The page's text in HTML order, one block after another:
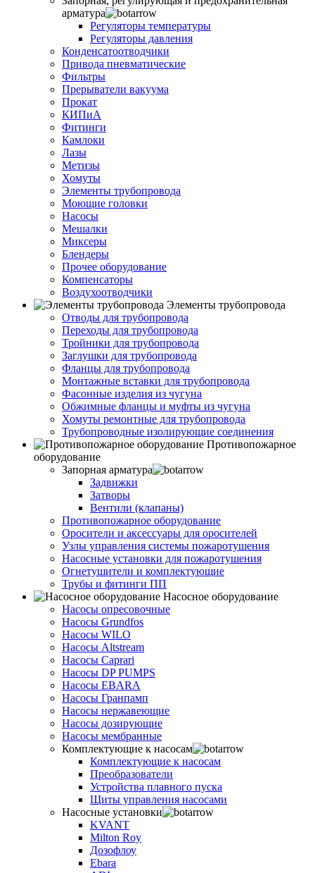
арматура
Регуляторы температуры
Регуляторы давления
Конденсатоотводчики
Привода пневматические
Фильтры
Прерыватели вакуума
Прокат
КИПиА
Фитинги
Камлоки
Лазы
Метизы
Хомуты
Элементы трубопровода
Моющие головки
Насосы
Мешалки
Миксеры
Блендеры
Прочее оборудование
Компенсаторы
Воздухоотводчики
Элементы трубопровода
Отводы для трубопровода
Переходы для трубопровода
Тройники для трубопровода
Заглушки для трубопровода
Фланцы для трубопровода
Монтажные вставки для трубопровода
Фасонные изделия из чугуна
Обжимные фланцы и муфты из чугуна
Хомуты ремонтные для трубопровода
Трубопроводные изолирующие соединения
Противопожарное
оборудование
Запорная арматура
Задвижки
Затворы
Вентили (клапаны)
Противопожарное оборудование
Оросители и аксессуары для оросителей
Узлы управления системы пожаротушения
Насосные установки для пожаротушения
Огнетушители и комплектующие
Трубы и фитинги ПП
Насосное оборудование
Насосы опресовочные
Насосы Grundfos
Насосы WILO
Насосы Altstream
Насосы Caprari
Насосы DP PUMPS
Насосы EBARA
Насосы Гранпамп
Насосы нержавеющие
Насосы дозирующие
Насосы мембранные
Комплектующие к насосам
Комплектующие к насосам
Преобразователи
Устройства плавного пуска
Щиты управления насосами
Насосные установки
KVANT
Milton Roy
Дозофлоу
Ebara